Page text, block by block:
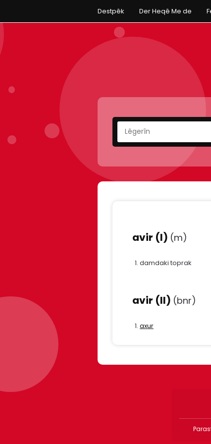
Destpêk Der Heqê Me de
avir (I) (m)
damdaki toprak
avir (II) (bnr)
axur